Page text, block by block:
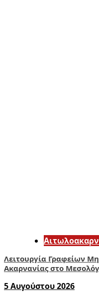
Λειτουργία Γραφείων
Ακαρνανίας στο
5 Αυγούστου 2026